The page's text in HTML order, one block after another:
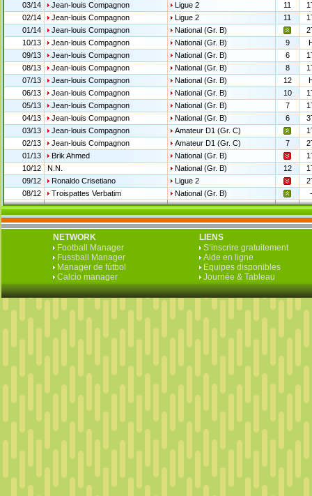
03/14
Jean-louis Compagnon Ligue 2 11
02/14
Jean-louis Compagnon Ligue 2 11
01/14
Jean-louis Compagnon National (Gr. B)
10/13
Jean-louis Compagnon National (Gr. B) 9
09/13
Jean-louis Compagnon National (Gr. B) 6
08/13
Jean-louis Compagnon National (Gr. B) 8
07/13
Jean-louis Compagnon National (Gr. B) 12
06/13
Jean-louis Compagnon National (Gr. B) 10
05/13
Jean-louis Compagnon National (Gr. B) 7
04/13
Jean-louis Compagnon National (Gr. B) 6
03/13
Jean-louis Compagnon Amateur D1 (Gr. C)
02/13
Jean-louis Compagnon Amateur D1 (Gr. C) 7
01/13
Brik Ahmed National (Gr. B)
10/12
N.N. National (Gr. B) 12
09/12
Ronaldo Crisetiano Ligue 2
08/12
Troispattes Verbatim National (Gr. B) -
NETWORK
Football Manager
Fussball Manager
Manager de fútbol
Calcio manager
LIENS
S‘inscrire gratuitement
Aide en ligne
Equipes disponibles
Journée & Tableau